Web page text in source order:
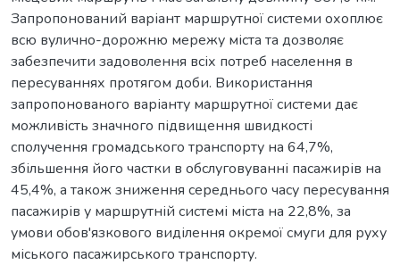
Запропонований варіант маршрутної системи охоплює
всю вулично-дорожню мережу міста та дозволяє
забезпечити задоволення всіх потреб населення в
пересуваннях протягом доби. Використання
запропонованого варіанту маршрутної системи дає
можливість значного підвищення швидкості
сполучення громадського транспорту на 64,7%,
збільшення його частки в обслуговуванні пасажирів на
45,4%, а також зниження середнього часу пересування
пасажирів у маршрутній системі міста на 22,8%, за
умови обов'язкового виділення окремої смуги для руху
міського пасажирського транспорту.